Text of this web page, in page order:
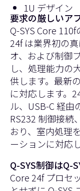
1U デザイン
要求の厳しいア
Q-SYS Core
24f は業界初の
オ、および制御
し、処理能力の
供します。最新
に対応します。
ル、USB-C 経由
RS232 制御接続
おり、室内処理
ーションに対応し
Q-SYS制御はQ-
Core 24f プロセ